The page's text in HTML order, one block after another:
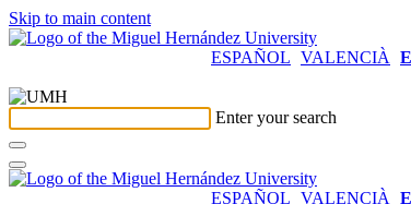
Skip to main content
ESPAÑOL VALENCIÀ
Enter your search
ESPAÑOL VALENCIÀ